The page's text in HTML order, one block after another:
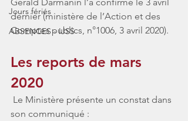
Jours fériés
ABSENCES - IJSS
dernier (ministère de l’Action et des
Comptes publics, n°1006, 3 avril 2020).
Les reports de mars
2020
Le Ministère présente un constat dans
son communiqué :